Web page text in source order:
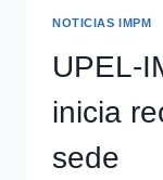
NOTICIAS IMPM
UPEL-
inicia
sede